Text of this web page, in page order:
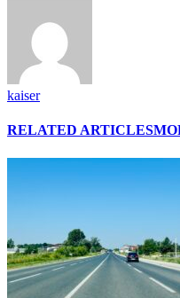
kaiser
RELATED ARTICLES